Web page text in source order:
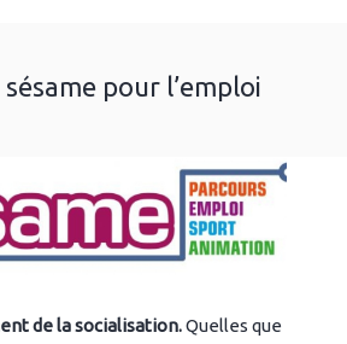
pour l’emploi
de la socialisation.Quelles que